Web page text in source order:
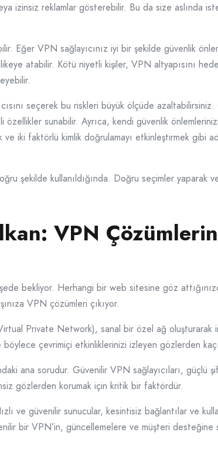
izinsiz reklamlar gösterebilir. Bu da size aslında
Eğer VPN sağlayıcınız iyi bir şekilde güvenlik
atabilir. Kötü niyetli kişiler, VPN altyapısını
seçerek bu riskleri büyük ölçüde azaltabilirsiniz.
sunabilir. Ayrıca, kendi güvenlik
iki faktörlü kimlik doğrulamayı etkinleştirmek gibi
şekilde kullanıldığında. Doğru seçimler yaparak
VPN
bekliyor. Herhangi bir web sitesine göz
VPN çözümleri çıkıyor.
Private Network), sanal bir özel ağ
çevrimiçi etkinliklerinizi izleyen gözlerden
ana sorudur. Güvenilir VPN sağlayıcıları, güçlü
gözlerden korumak için kritik bir faktördür.
ve güvenilir sunucular, kesintisiz bağlantılar ve
bir VPN’in, güncellemelere ve müşteri desteğine